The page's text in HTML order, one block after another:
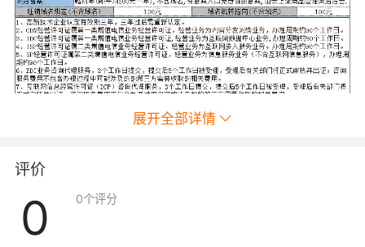
展开全部详情
评价
0 0个评分